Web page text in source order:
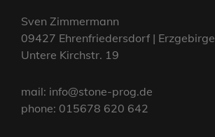
Sven Zimmermann
09427 Ehrenfriedersdorf | Erzgebirge
Untere Kirchstr. 19
mail: info@stone-prog.de
phone: 015678 620 642